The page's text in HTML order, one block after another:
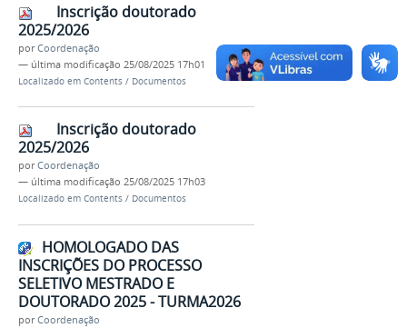
Inscrição doutorado
2025/2026
porCoordenação
— última modificação 25/08/2025 17h01
Localizado em Contents / Documentos
Inscrição doutorado
2025/2026
porCoordenação
— última modificação 25/08/2025 17h03
Localizado em Contents / Documentos
HOMOLOGADO DAS
INSCRIÇÕES DO PROCESSO
SELETIVO MESTRADO E
DOUTORADO 2025 - TURMA2026
porCoordenação